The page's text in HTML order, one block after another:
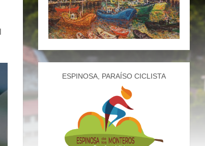
ESPINOSA, PARAÍSO CICLISTA